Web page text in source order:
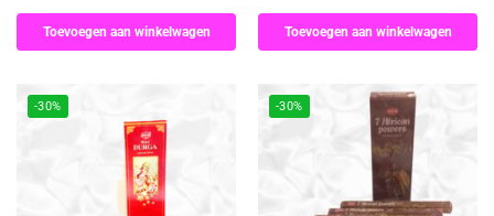
Toevoegen aan winkelwagen Toevoegen aan winkelwagen
-30% -30%